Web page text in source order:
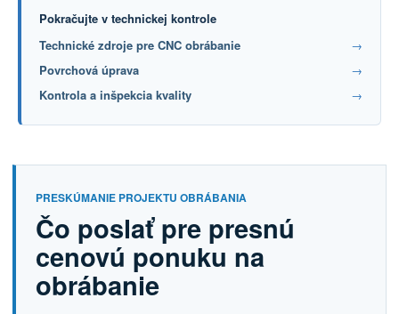
Pokračujte v technickej kontrole
Technické zdroje pre CNC obrábanie
→
Povrchová úprava
→
Kontrola a inšpekcia kvality
→
PRESKÚMANIE PROJEKTU OBRÁBANIA
Čo poslať pre presnú
cenovú ponuku na
obrábanie